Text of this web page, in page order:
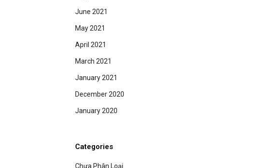
June 2021
May 2021
April 2021
March 2021
January 2021
December 2020
January 2020
Categories
Chưa Phân Loại